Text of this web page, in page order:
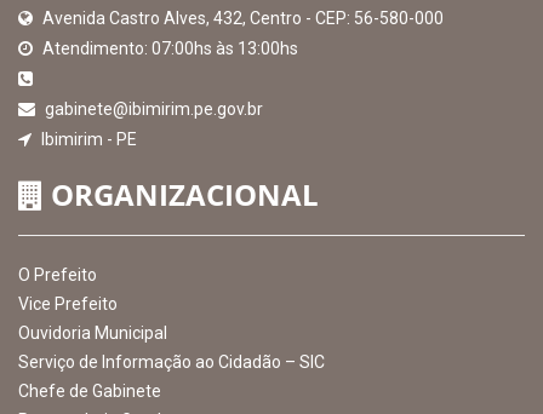
Avenida Castro Alves, 432, Centro - CEP: 56-580-000
Atendimento: 07:00hs às 13:00hs
gabinete@ibimirim.pe.gov.br
Ibimirim - PE
ORGANIZACIONAL
O Prefeito
Vice Prefeito
Ouvidoria Municipal
Serviço de Informação ao Cidadão – SIC
Chefe de Gabinete